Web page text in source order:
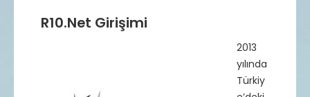
R10.Net Girişimi
2013
yılında
Türkiy